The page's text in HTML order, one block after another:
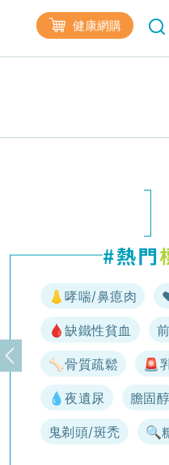
健康網購
上一頁
👃哮喘/鼻瘜肉
🩸缺鐵性貧血
🦴骨質疏鬆 🚨
💧夜遺尿 膽固醇
鬼剃頭/斑禿 🔍